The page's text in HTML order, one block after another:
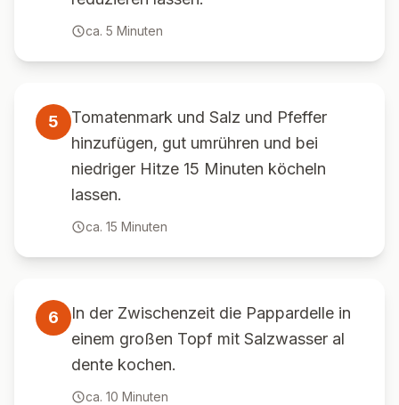
ca. 5 Minuten
5
Tomatenmark und Salz und Pfeffer
hinzufügen, gut umrühren und bei
niedriger Hitze 15 Minuten köcheln
lassen.
ca. 15 Minuten
6
In der Zwischenzeit die Pappardelle in
einem großen Topf mit Salzwasser al
dente kochen.
ca. 10 Minuten